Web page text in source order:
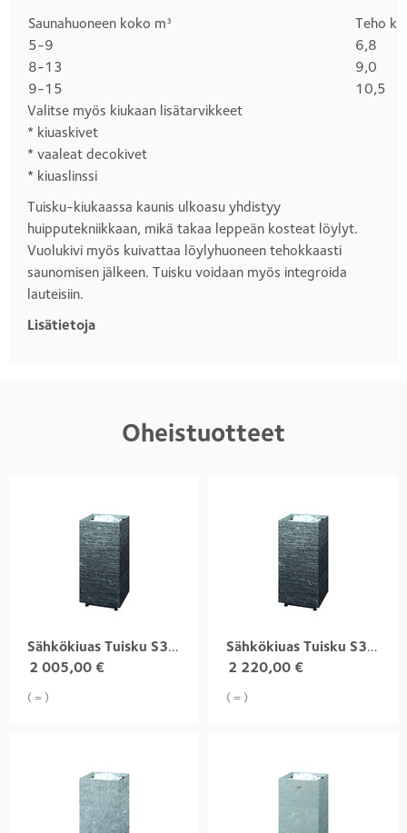
Otsikko
1
Saunahuoneen koko m³
Teho
5-9
6,8
8-13
9,0
9-15
10,5
Valitse myös kiukaan lisätarvikkeet
* kiuaskivet
* vaaleat decokivet
* kiuaslinssi
Tuisku-kiukaassa kaunis ulkoasu yhdistyy
huipputekniikkaan, mikä takaa leppeän kosteat löylyt.
Vuolukivi myös kuivattaa löylyhuoneen tehokkaasti
saunomisen jälkeen. Tuisku voidaan myös integroida
lauteisiin.
Lisätietoja
Oheistuotteet
Sähkökiuas Tuisku S3 6,8 kW, grafia
2 005,00 €
( = )
Sähkökiuas Tuisku S3 9,0 kW, grafia
2 220,00 €
( = )